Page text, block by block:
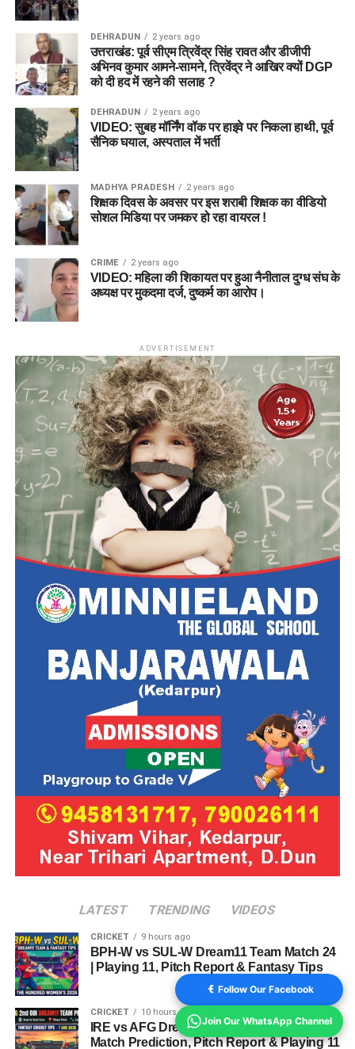
DEHRADUN 2 years ago
उत्तराखंड: पूर्व सीएम त्रिवेंद्र सिंह रावत और डीजीपी
अभिनव कुमार आमने-सामने, त्रिवेंद्र ने आखिर क्यों DGP
को दी हद में रहने की सलाह ?
DEHRADUN 2 years ago
VIDEO: सुबह मॉर्निंग वॉक पर हाइवे पर निकला हाथी, पूर्व
सैनिक घयाल, अस्पताल में भर्ती
MADHYA PRADESH 2 years ago
शिक्षक दिवस के अवसर पर इस शराबी शिक्षक का वीडियो
सोशल मिडिया पर जमकर हो रहा वायरल !
CRIME 2 years ago
VIDEO: महिला की शिकायत पर हुआ नैनीताल दुग्ध संघ के
अध्यक्ष पर मुकदमा दर्ज, दुष्कर्म का आरोप।
ADVERTISEMENT
LATEST TRENDING VIDEOS
CRICKET 9 hours ago
BPH-W vs SUL-W Dream11 Team Match 24
| Playing 11, Pitch Report & Fantasy Tips
CRICKET 10 hours ago
IRE vs AFG Dream11 Team 2nd ODI 2026:
Match Prediction, Pitch Report & Playing 11
Follow Our Facebook
Join Our WhatsApp Channel